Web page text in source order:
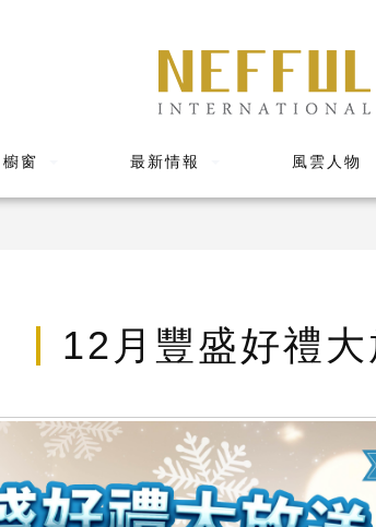
窗 最新情報 風雲人物
12月豐盛好禮大